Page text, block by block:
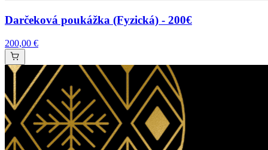
Darčeková poukážka (Fyzická) - 200€
200,00 €